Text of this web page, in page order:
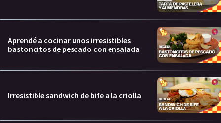
Aprendé a cocinar unos irresistibles
bastoncitos de pescado con ensalada
Irresistible sandwich de bife a la criolla